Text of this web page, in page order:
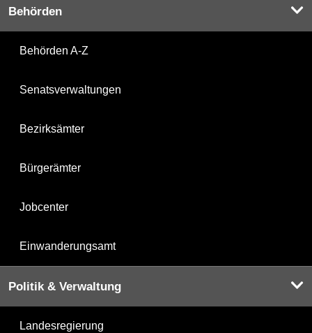
Behörden
Behörden A-Z
Senatsverwaltungen
Bezirksämter
Bürgerämter
Jobcenter
Einwanderungsamt
Politik & Verwaltung
Landesregierung